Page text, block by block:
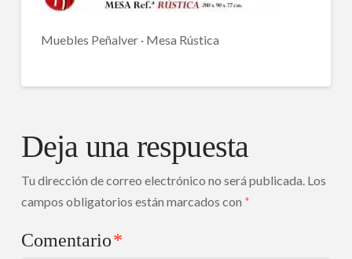
Muebles Peñalver · Mesa Rústica
Deja una respuesta
Tu dirección de correo electrónico no será publicada. Los
campos obligatorios están marcados con *
Comentario*